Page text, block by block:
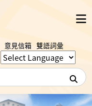
意見信箱 雙語詞彙
搜尋